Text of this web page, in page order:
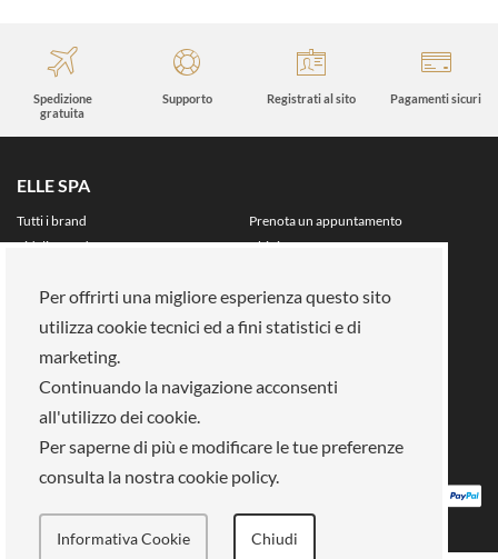
Spedizione
gratuita
Supporto Registrati al sito Pagamenti sicuri
ELLE SPA
Tutti i brand
Prenota un appuntamento
Fidelity card
Chi siamo
Su di noi
La nostra mission
Lavora con noi
Pagamenti
Legal Area
Info privacy
Condizioni di vendita
Termini e condizioni
Per offrirti una migliore esperienza questo sito
utilizza cookie tecnici ed a fini statistici e di
marketing.
Continuando la navigazione acconsenti
all'utilizzo dei cookie.
Per saperne di più e modificare le tue preferenze
consulta la nostra cookie policy.
Informativa Cookie Chiudi